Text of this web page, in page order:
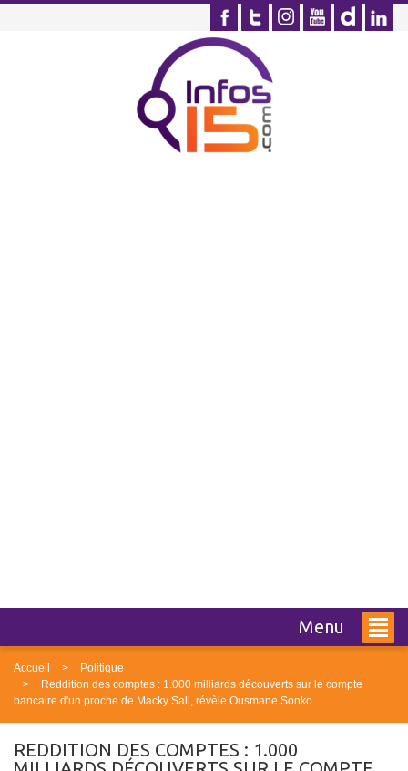
Menu
Accueil
Politique
Reddition des comptes : 1.000 milliards découverts sur le compte
bancaire d'un proche de Macky Sall, révèle Ousmane Sonko
REDDITION DES COMPTES : 1.000